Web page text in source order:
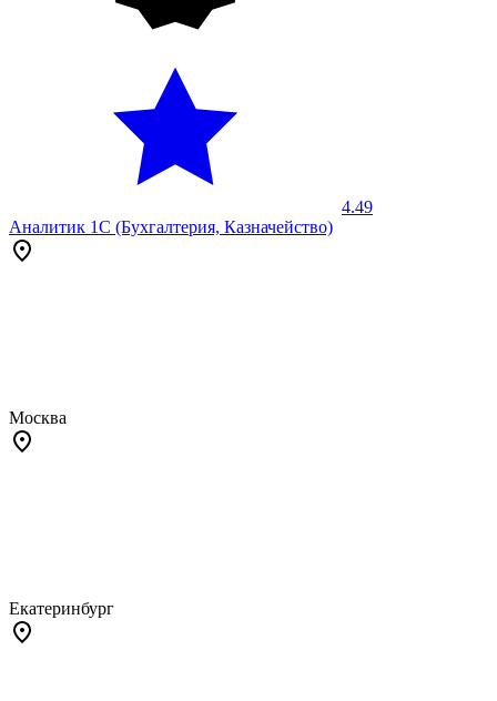
4.49
Аналитик 1С (Бухгалтерия, Казначейство)
Москва
Екатеринбург